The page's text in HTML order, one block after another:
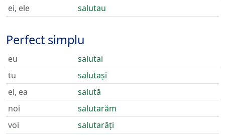
ei, ele
salutau
Perfect simplu
eu
salutai
tu
salutași
el, ea
salută
noi
salutarăm
voi
salutarăți